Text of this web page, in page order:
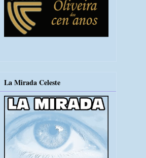
La Mirada Celeste